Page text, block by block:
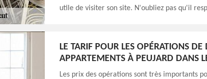
utile de visiter son site. N'oubliez pas qu'il
LE TARIF POUR LES OPÉRATIONS DE
APPARTEMENTS À PEUJARD DANS
Les prix des opérations sont très importants